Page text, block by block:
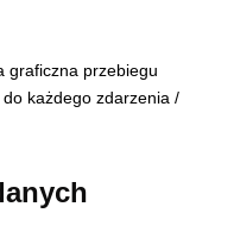
graficzna przebiegu
każdego zdarzenia /